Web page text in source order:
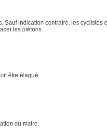
indication contraire, les cyclistes
les piétons.
être élagué.
du maire.